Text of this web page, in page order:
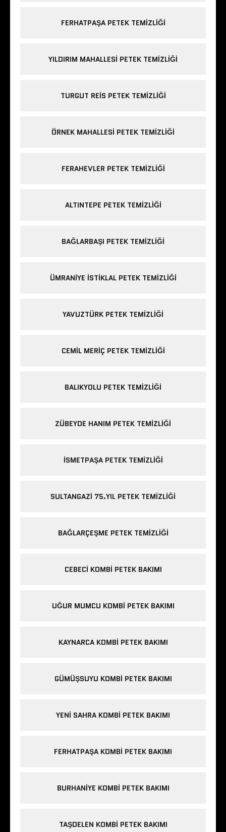
FERHATPAŞA PETEK TEMIZLIĞI
YILDIRIM MAHALLESI PETEK TEMIZLIĞI
TURGUT REIS PETEK TEMIZLIĞI
ÖRNEK MAHALLESI PETEK TEMIZLIĞI
FERAHEVLER PETEK TEMIZLIĞI
ALTINTEPE PETEK TEMIZLIĞI
BAĞLARBAŞI PETEK TEMIZLIĞI
ÜMRANIYE ISTIKLAL PETEK TEMIZLIĞI
YAVUZTÜRK PETEK TEMIZLIĞI
CEMIL MERIÇ PETEK TEMIZLIĞI
BALIKYOLU PETEK TEMIZLIĞI
ZÜBEYDE HANIM PETEK TEMIZLIĞI
ISMETPAŞA PETEK TEMIZLIĞI
SULTANGAZI 75.YIL PETEK TEMIZLIĞI
BAĞLARÇEŞME PETEK TEMIZLIĞI
CEBECI KOMBI PETEK BAKIMI
UĞUR MUMCU KOMBI PETEK BAKIMI
KAYNARCA KOMBI PETEK BAKIMI
GÜMÜŞSUYU KOMBI PETEK BAKIMI
YENI SAHRA KOMBI PETEK BAKIMI
FERHATPAŞA KOMBI PETEK BAKIMI
BURHANIYE KOMBI PETEK BAKIMI
TAŞDELEN KOMBI PETEK BAKIMI